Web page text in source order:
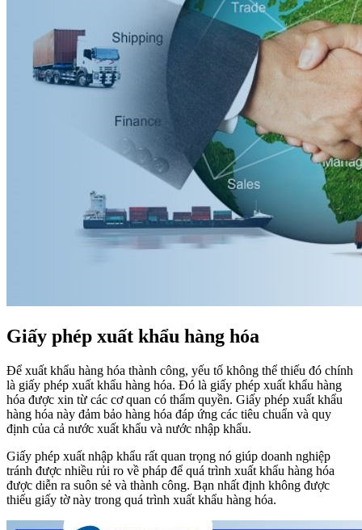
Giấy phép xuất khẩu hàng hóa
Để xuất khẩu hàng hóa thành công, yếu tố không thể thiếu đó chính
là giấy phép xuất khẩu hàng hóa. Đó là giấy phép xuất khẩu hàng
hóa được xin từ các cơ quan có thẩm quyền. Giấy phép xuất khẩu
hàng hóa này đảm bảo hàng hóa đáp ứng các tiêu chuẩn và quy
định của cả nước xuất khẩu và nước nhập khẩu.
Giấy phép xuất nhập khẩu rất quan trọng nó giúp doanh nghiệp
tránh được nhiều rủi ro về pháp để quá trình xuất khẩu hàng hóa
được diễn ra suôn sẻ và thành công. Bạn nhất định không được
thiếu giấy tờ này trong quá trình xuất khẩu hàng hóa.